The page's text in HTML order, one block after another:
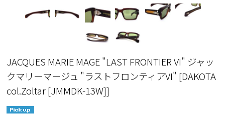
JACQUES MARIE MAGE "LAST FRONTIER VI" ジャッ
クマリーマージュ "ラストフロンティアVI" [DAKOTA
col.Zoltar [JMMDK-13W]]